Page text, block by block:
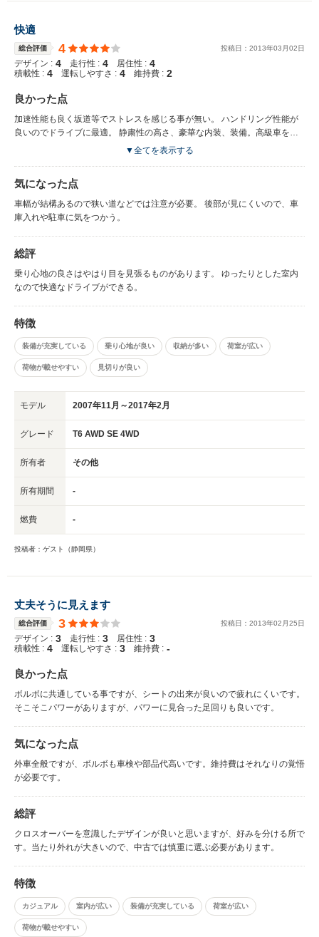
快適
総合評価 4 投稿日： 2013年03 月02日
デザイン : 4 走行性 : 4 居住性 : 4
積載性 : 4 運転しやすさ : 4 維持費 : 2
良かった点
加速性能も良く坂道等でストレスを感じる事が無い。 ハンドリング性能が
良いのでドライブに最適。 静粛性の高さ、豪華な内装、装備。高級車を感
▼全てを表示する
気になった点
車幅が結構あるので狭い道などでは注意が必要。 後部が見にくいので、車
庫入れや駐車に気をつかう。
総評
乗り心地の良さはやはり目を見張るものがあります。 ゆったりとした室内
なので快適なドライブができる。
特徴
装備が充実している 乗り心地が良い 収納が多い 荷室が広い
荷物が載せやすい 見切りが良い
モデル 2007年11月～2017年2月
グレード T6 AWD SE 4WD
所有者 その他
所有期間 -
燃費 -
投稿者：ゲスト（静岡県）
丈夫そうに見えます
総合評価 3 投稿日： 2013年02 月25日
デザイン : 3 走行性 : 3 居住性 : 3
積載性 : 4 運転しやすさ : 3 維持費 : -
良かった点
ボルボに共通している事ですが、シートの出来が良いので疲れにくいです。
そこそこパワーがありますが、パワーに見合った足回りも良いです。
気になった点
外車全般ですが、ボルボも車検や部品代高いです。維持費はそれなりの覚悟
が必要です。
総評
クロスオーバーを意識したデザインが良いと思いますが、好みを分ける所で
す。当たり外れが大きいので、中古では慎重に選ぶ必要があります。
特徴
カジュアル 室内が広い 装備が充実している 荷室が広い
荷物が載せやすい